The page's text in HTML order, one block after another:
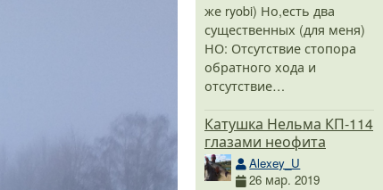
же ryobi) Но,есть два
существенных (для меня)
НО: Отсутствие стопора
обратного хода и
отсутствие…
Катушка Нельма КП-114
глазами неофита
Alexey_U
26 мар. 2019